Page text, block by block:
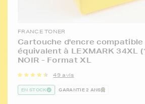
FRANCE TONER
Cartouche d'encre compatible
équivalent à LEXMARK 34XL
NOIR - Format XL
49 avis
EN STOCK GARANTIE 2 ANS